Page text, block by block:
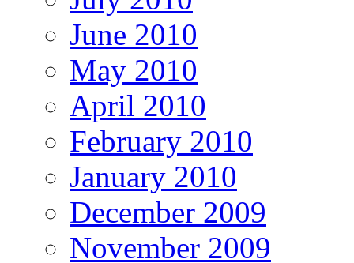
June 2010
May 2010
April 2010
February 2010
January 2010
December 2009
November 2009